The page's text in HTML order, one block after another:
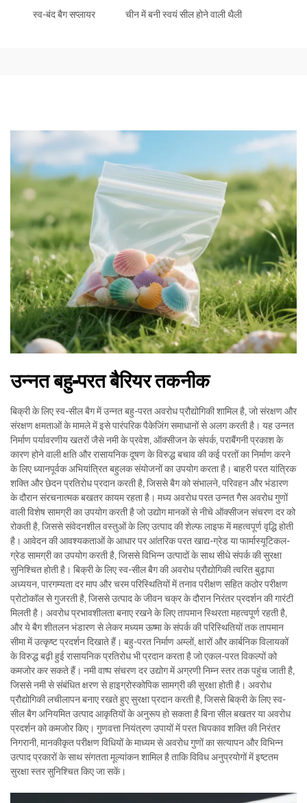
स्व-बंद बैग सप्लायर चीन में बनी स्वयं सील होने वाली थैली
उन्नत बहु-परत बैरियर तकनीक
बिक्री के लिए स्व-सील बैग में उन्नत बहु-परत अवरोध प्रौद्योगिकी शामिल है, जो संरक्षण और
संरक्षण क्षमताओं के मामले में इसे पारंपरिक पैकेजिंग समाधानों से अलग करती है। यह उन्नत
निर्माण पर्यावरणीय खतरों जैसे नमी के प्रवेश, ऑक्सीजन के संपर्क, पराबैंगनी प्रकाश के
कारण होने वाली क्षति और रासायनिक दूषण के विरुद्ध बचाव की कई परतों का निर्माण करने
के लिए ध्यानपूर्वक अभियांत्रित बहुलक संयोजनों का उपयोग करता है। बाहरी परत यांत्रिक
शक्ति और छेदन प्रतिरोध प्रदान करती है, जिससे बैग को संभालने, परिवहन और भंडारण
के दौरान संरचनात्मक बखतर कायम रहता है। मध्य अवरोध परत उन्नत गैस अवरोध गुणों
वाली विशेष सामग्री का उपयोग करती है जो उद्योग मानकों से नीचे ऑक्सीजन संचरण दर को
रोकती है, जिससे संवेदनशील वस्तुओं के लिए उत्पाद की शेल्फ लाइफ में महत्वपूर्ण वृद्धि होती
है। आवेदन की आवश्यकताओं के आधार पर आंतरिक परत खाद्य-ग्रेड या फार्मास्यूटिकल-
ग्रेड सामग्री का उपयोग करती है, जिससे विभिन्न उत्पादों के साथ सीधे संपर्क की सुरक्षा
सुनिश्चित होती है। बिक्री के लिए स्व-सील बैग की अवरोध प्रौद्योगिकी त्वरित बुढ़ापा
अध्ययन, पारगम्यता दर माप और चरम परिस्थितियों में तनाव परीक्षण सहित कठोर परीक्षण
प्रोटोकॉल से गुजरती है, जिससे उत्पाद के जीवन चक्र के दौरान निरंतर प्रदर्शन की गारंटी
मिलती है। अवरोध प्रभावशीलता बनाए रखने के लिए तापमान स्थिरता महत्वपूर्ण रहती है,
और ये बैग शीतलन भंडारण से लेकर मध्यम ऊष्मा के संपर्क की परिस्थितियों तक तापमान
सीमा में उत्कृष्ट प्रदर्शन दिखाते हैं। बहु-परत निर्माण अम्लों, क्षारों और कार्बनिक विलायकों
के विरुद्ध बढ़ी हुई रासायनिक प्रतिरोध भी प्रदान करता है जो एकल-परत विकल्पों को
कमजोर कर सकते हैं। नमी वाष्प संचरण दर उद्योग में अग्रणी निम्न स्तर तक पहुंच जाती है,
जिससे नमी से संबंधित क्षरण से हाइग्रोस्कोपिक सामग्री की सुरक्षा होती है। अवरोध
प्रौद्योगिकी लचीलापन बनाए रखते हुए सुरक्षा प्रदान करती है, जिससे बिक्री के लिए स्व-
सील बैग अनियमित उत्पाद आकृतियों के अनुरूप हो सकता है बिना सील बखतर या अवरोध
प्रदर्शन को कमजोर किए। गुणवत्ता नियंत्रण उपायों में परत चिपकाव शक्ति की निरंतर
निगरानी, मानकीकृत परीक्षण विधियों के माध्यम से अवरोध गुणों का सत्यापन और विभिन्न
उत्पाद प्रकारों के साथ संगतता मूल्यांकन शामिल है ताकि विविध अनुप्रयोगों में इष्टतम
सुरक्षा स्तर सुनिश्चित किए जा सकें।